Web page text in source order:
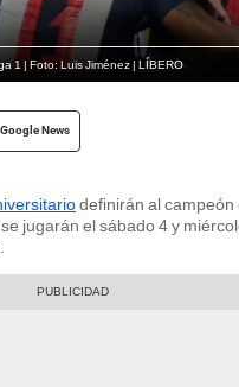
1 | Foto: Luis Jiménez | LÍBERO
News
definirán al campeón
jugarán el sábado 4 y